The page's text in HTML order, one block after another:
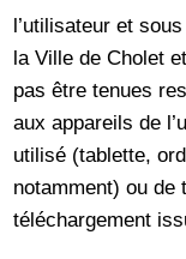
l’utilisateur et
la Ville de Cholet
pas être tenues
aux appareils de
utilisé (tablette,
notamment) ou de
téléchargement